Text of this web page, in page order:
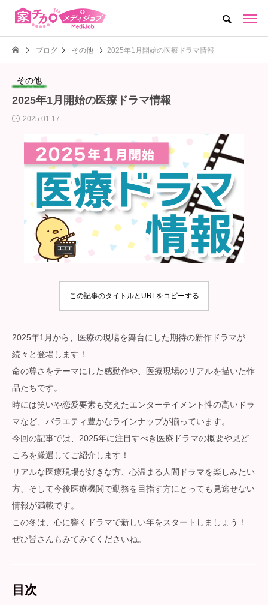
ブログ その他 2025年1月開始の医療ドラマ情報
その他
2025年1月開始の医療ドラマ情報
2025.01.17
この記事のタイトルとURLをコピーする
2025年1月から、医療の現場を舞台にした期待の新作ドラマが
続々と登場します！
命の尊さをテーマにした感動作や、医療現場のリアルを描いた作
品たちです。
時には笑いや恋愛要素も交えたエンターテイメント性の高いドラ
マなど、バラエティ豊かなラインナップが揃っています。
今回の記事では、2025年に注目すべき医療ドラマの概要や見ど
ころを厳選してご紹介します！
リアルな医療現場が好きな方、心温まる人間ドラマを楽しみたい
方、そして今後医療機関で勤務を目指す方にとっても見逃せない
情報が満載です。
この冬は、心に響くドラマで新しい年をスタートしましょう！
ぜひ皆さんもみてみてくださいね。
目次